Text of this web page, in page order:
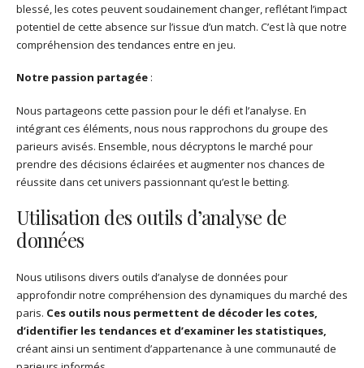
blessé, les cotes peuvent soudainement changer, reflétant l’impact
potentiel de cette absence sur l’issue d’un match. C’est là que notre
compréhension des tendances entre en jeu.
Notre passion partagée :
Nous partageons cette passion pour le défi et l’analyse. En
intégrant ces éléments, nous nous rapprochons du groupe des
parieurs avisés. Ensemble, nous décryptons le marché pour
prendre des décisions éclairées et augmenter nos chances de
réussite dans cet univers passionnant qu’est le betting.
Utilisation des outils d’analyse de
données
Nous utilisons divers outils d’analyse de données pour
approfondir notre compréhension des dynamiques du marché des
paris. Ces outils nous permettent de décoder les cotes,
d’identifier les tendances et d’examiner les statistiques,
créant ainsi un sentiment d’appartenance à une communauté de